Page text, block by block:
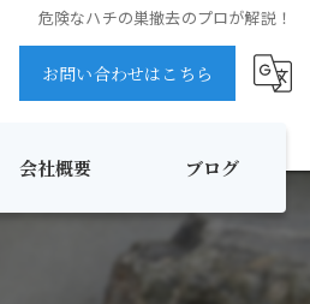
危険なハチの巣撤去のプロが解説！
お問い合わせはこちら
会社概要 ブログ